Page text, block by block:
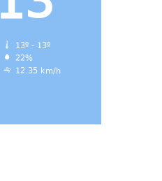
13º - 13º
22%
12.35 km/h